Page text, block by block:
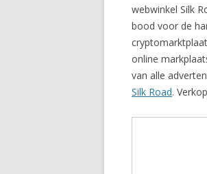
webwinkel Silk
bood voor de
online
van alle
Silk Road.